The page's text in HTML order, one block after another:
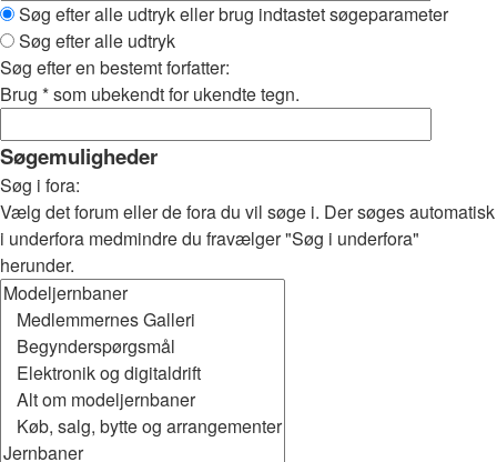
Søg efter alle udtryk eller brug indtastet søgeparameter
Søg efter alle udtryk
Søg efter en bestemt forfatter:
Brug * som ubekendt for ukendte tegn.
Søgemuligheder
Søg i fora:
Vælg det forum eller de fora du vil søge i. Der søges automatisk
i underfora medmindre du fravælger "Søg i underfora"
herunder.